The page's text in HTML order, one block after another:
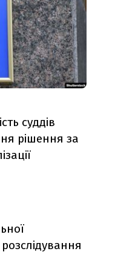
суддів
рішення за